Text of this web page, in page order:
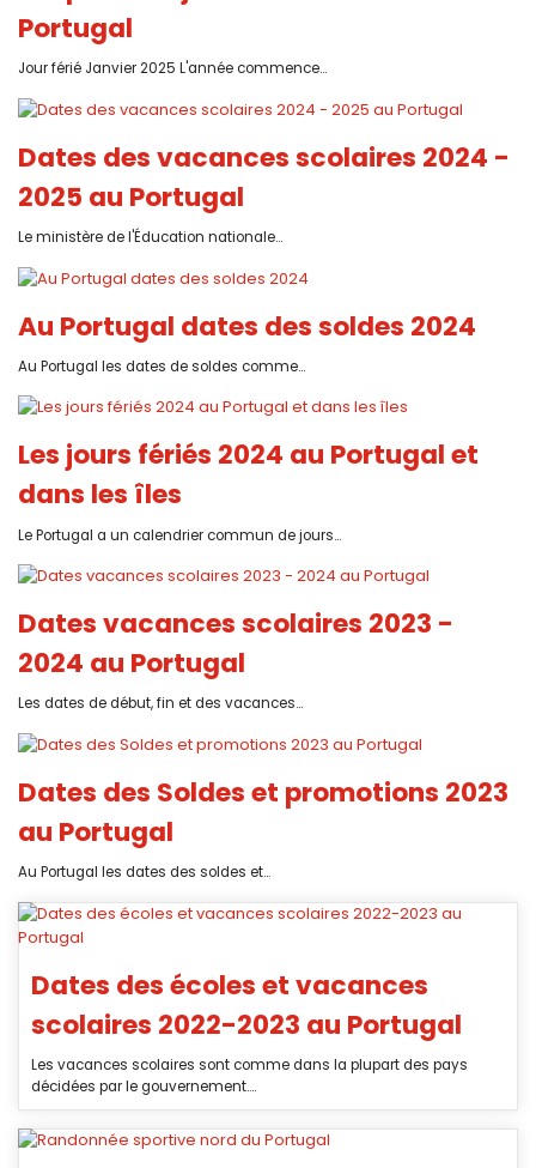
Portugal
Jour férié Janvier 2025 L'année commence...
Dates des vacances scolaires 2024 -
2025 au Portugal
Le ministère de l'Éducation nationale...
Au Portugal dates des soldes 2024
Au Portugal les dates de soldes comme...
Les jours fériés 2024 au Portugal et
dans les îles
Le Portugal a un calendrier commun de jours...
Dates vacances scolaires 2023 -
2024 au Portugal
Les dates de début, fin et des vacances...
Dates des Soldes et promotions 2023
au Portugal
Au Portugal les dates des soldes et...
Dates des écoles et vacances
scolaires 2022-2023 au Portugal
Les vacances scolaires sont comme dans la plupart des pays
décidées par le gouvernement....